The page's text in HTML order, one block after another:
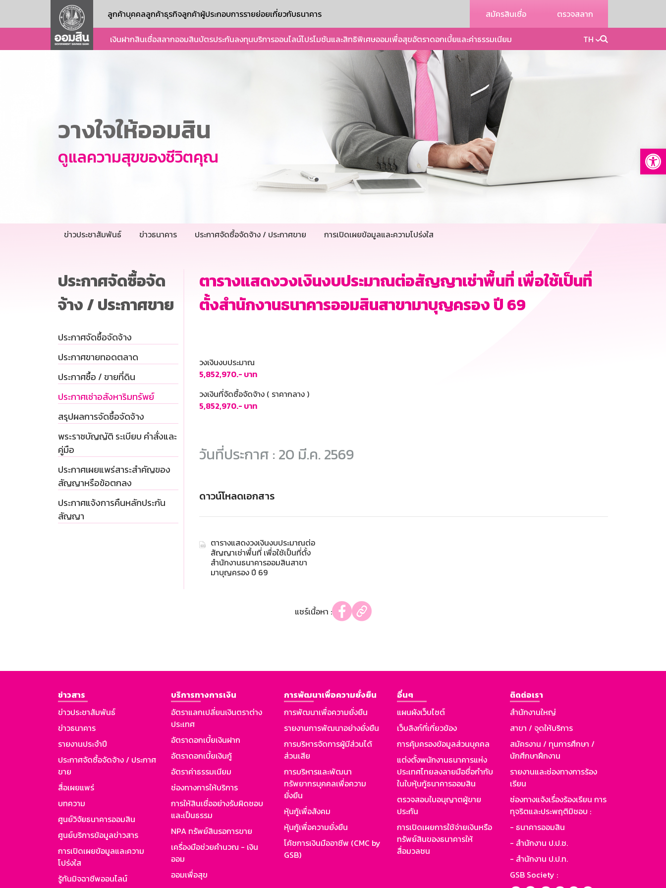
ลูกค้าบุคคลลูกค้าธุรกิจลูกค้าผู้ประกอบการรายย่อยเกี่ยวกับธนาคาร สมัครสินเชื่อ ตรวจสลาก
เงินฝากสินเชื่อสลากออมสินบัตรประกันลงทุนบริการออนไลน์โปรโมชันและสิทธิพิเศษออมเพื่อสุขอัตราดอกเบี้ยและค่าธรรมเนียม TH
วางใจให้ออมสิน
ดูแลความสุขของชีวิตคุณ
ข่าวประชาสัมพันธ์ ข่าวธนาคาร ประกาศจัดซื้อจัดจ้าง / ประกาศขาย การเปิดเผยข้อมูลและความโปร่งใส
ประกาศจัดซื้อจัด
จ้าง / ประกาศขาย
ประกาศจัดซื้อจัดจ้าง
ประกาศขายทอดตลาด
ประกาศซื้อ / ขายที่ดิน
ประกาศเช่าอสังหาริมทรัพย์
สรุปผลการจัดซื้อจัดจ้าง
พระราชบัญญัติ ระเบียบ คำสั่งและ
คู่มือ
ประกาศเผยแพร่สาระสำคัญของ
สัญญาหรือข้อตกลง
ประกาศแจ้งการคืนหลักประกัน
สัญญา
ตารางแสดงวงเงินงบประมาณต่อสัญญาเช่าพื้นที่ เพื่อใช้เป็นที่
ตั้งสำนักงานธนาคารออมสินสาขามาบุญครอง ปี 69
วงเงินงบประมาณ
5,852,970.- บาท
วงเงินที่จัดซื้อจัดจ้าง ( ราคากลาง )
5,852,970.- บาท
วันที่ประกาศ : 20 มี.ค. 2569
ดาวน์โหลดเอกสาร
ตารางแสดงวงเงินงบประมาณต่อ
สัญญาเช่าพื้นที่ เพื่อใช้เป็นที่ตั้ง
สำนักงานธนาคารออมสินสาขา
มาบุญครอง ปี 69
แชร์เนื้อหา :
ข่าวสาร
ข่าวประชาสัมพันธ์
ข่าวธนาคาร
รายงานประจำปี
ประกาศจัดซื้อจัดจ้าง / ประกาศ
ขาย
สื่อเผยแพร่
บทความ
ศูนย์วิจัยธนาคารออมสิน
ศูนย์บริการข้อมูลข่าวสาร
การเปิดเผยข้อมูลและความ
โปร่งใส
รู้ทันมิจฉาชีพออนไลน์
บริการทางการเงิน
อัตราแลกเปลี่ยนเงินตราต่าง
ประเทศ
อัตราดอกเบี้ยเงินฝาก
อัตราดอกเบี้ยเงินกู้
อัตราค่าธรรมเนียม
ช่องทางการให้บริการ
การให้สินเชื่ออย่างรับผิดชอบ
และเป็นธรรม
NPA ทรัพย์สินรอการขาย
เครื่องมือช่วยคำนวณ - เงิน
ออม
ออมเพื่อสุข
การพัฒนาเพื่อความยั่งยืน
การพัฒนาเพื่อความยั่งยืน
รายงานการพัฒนาอย่างยั่งยืน
การบริหารจัดการผู้มีส่วนได้
ส่วนเสีย
การบริหารและพัฒนา
ทรัพยากรบุคคลเพื่อความ
ยั่งยืน
หุ้นกู้เพื่อสังคม
หุ้นกู้เพื่อความยั่งยืน
โค้ชการเงินมืออาชีพ (CMC by
GSB)
อื่นๆ
แผนผังเว็บไซต์
เว็บลิงก์ที่เกี่ยวข้อง
การคุ้มครองข้อมูลส่วนบุคคล
แต่งตั้งพนักงานธนาคารแห่ง
ประเทศไทยลงลายมือชื่อกำกับ
ในใบหุ้นกู้ธนาคารออมสิน
ตรวจสอบใบอนุญาตผู้ขาย
ประกัน
การเปิดเผยการใช้จ่ายเงินหรือ
ทรัพย์สินของธนาคารให้
สื่อมวลชน
ติดต่อเรา
สำนักงานใหญ่
สาขา / จุดให้บริการ
สมัครงาน / ทุนการศึกษา /
นักศึกษาฝึกงาน
รายงานและช่องทางการร้อง
เรียน
ช่องทางแจ้งเรื่องร้องเรียน การ
ทุจริตและประพฤติมิชอบ :
- ธนาคารออมสิน
- สำนักงาน ป.ป.ช.
- สำนักงาน ป.ป.ท.
GSB Society :